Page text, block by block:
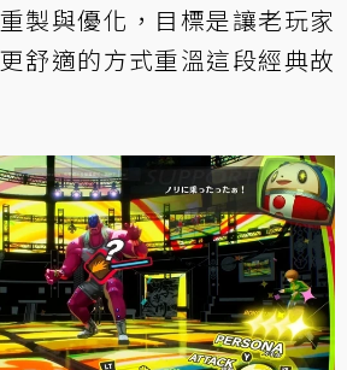
製與優化，目標是讓老玩家
舒適的方式重溫這段經典故